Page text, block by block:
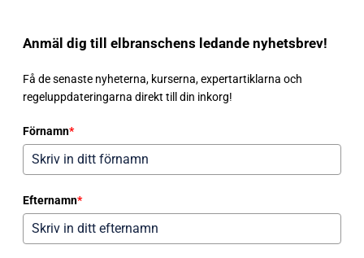
Anmäl dig till elbranschens ledande nyhetsbrev!
Få de senaste nyheterna, kurserna, expertartiklarna och
regeluppdateringarna direkt till din inkorg!
Förnamn*
Efternamn*